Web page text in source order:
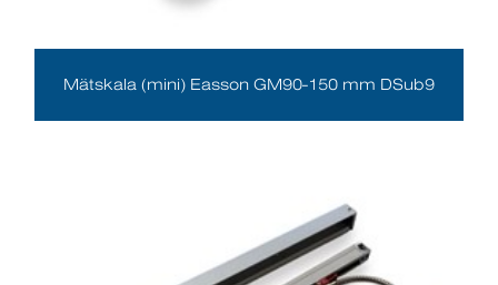
Mätskala (mini) Easson GM90-150 mm DSub9